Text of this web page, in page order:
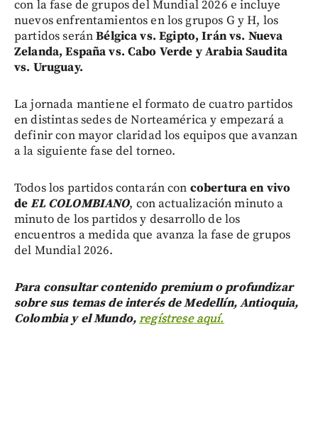
con la fase de grupos del Mundial 2026 e incluye
nuevos enfrentamientos en los grupos G y H, los
partidos seránBélgica vs. Egipto, Irán vs. Nueva
Zelanda, España vs. Cabo Verde y Arabia Saudita
vs. Uruguay.
La jornada mantiene el formato de cuatro partidos
en distintas sedes de Norteamérica y empezará a
definir con mayor claridad los equipos que avanzan
a la siguiente fase del torneo.
Todos los partidos contarán con cobertura en vivo
deEL COLOMBIANO, con actualización minuto a
minuto de los partidos y desarrollo de los
encuentros a medida que avanza la fase de grupos
del Mundial 2026.
Para consultar contenido premium o profundizar
sobre sus temas de interés de Medellín, Antioquia,
Colombia y el Mundo,regístrese aquí.